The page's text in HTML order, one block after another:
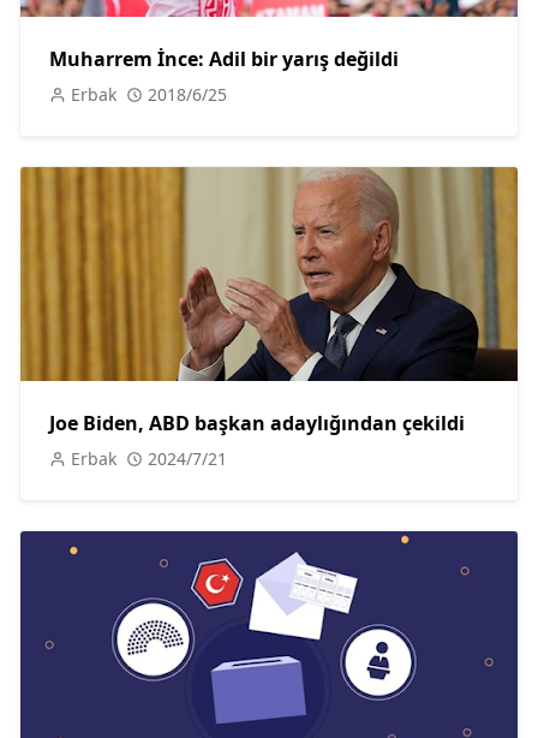
Muharrem İnce: Adil bir yarış değildi
Erbak 2018/6/25
Joe Biden, ABD başkan adaylığından çekildi
Erbak 2024/7/21